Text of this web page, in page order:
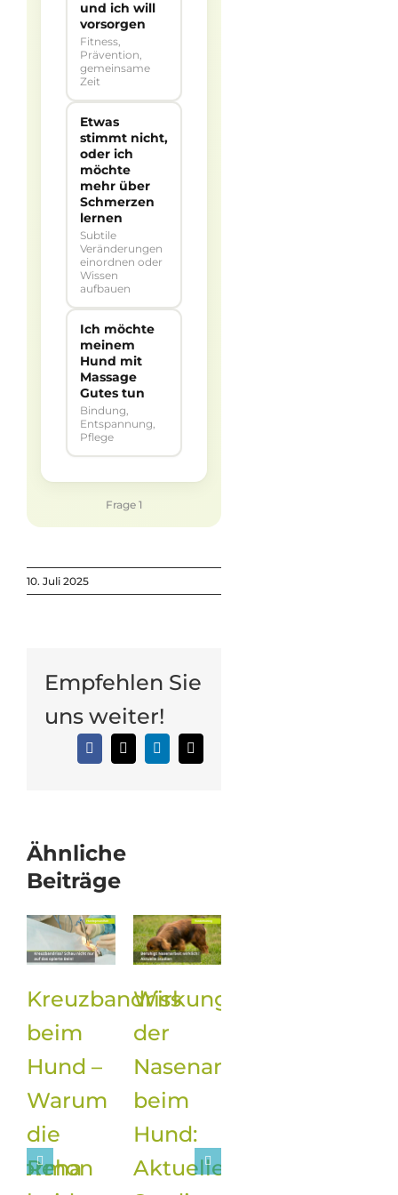
und ich will
vorsorgen
Fitness,
Prävention,
gemeinsame
Zeit
Etwas
stimmt nicht,
oder ich
möchte
mehr über
Schmerzen
lernen
Subtile
Veränderungen
einordnen oder
Wissen
aufbauen
Ich möchte
meinem
Hund mit
Massage
Gutes tun
Bindung,
Entspannung,
Pflege
Frage 1
10. Juli 2025
Empfehlen Sie
uns weiter!
Facebook
X LinkedIn
E-
Mail
Ähnliche
Beiträge
Kreuzbandriss
beim
Hund –
Warum
die
Reha
Wirkung
der
Nasenarbeit
beim
Hund:
Aktuelle